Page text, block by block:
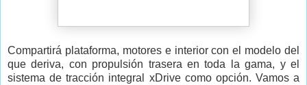
Compartirá plataforma, motores e interior con el modelo del
que deriva, con propulsión trasera en toda la gama, y el
sistema de tracción integral xDrive como opción. Vamos a